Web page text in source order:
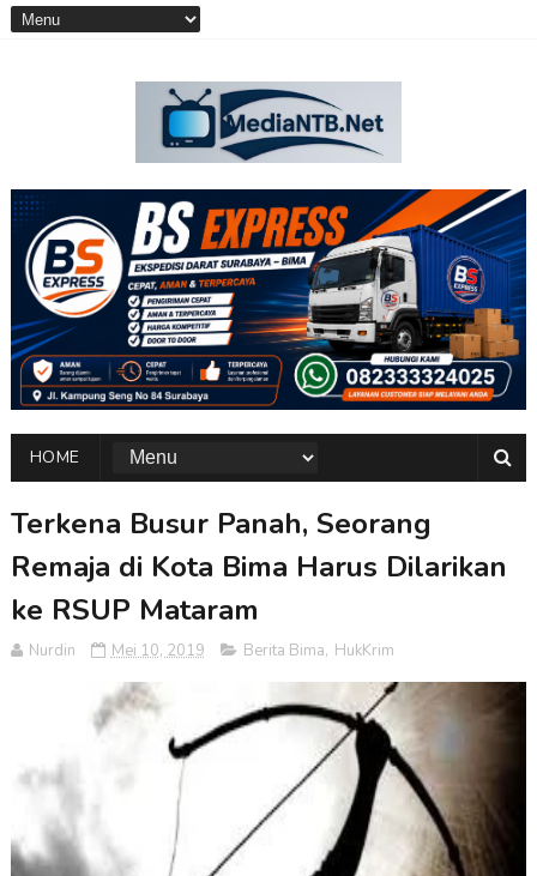
HOME
Terkena Busur Panah, Seorang
Remaja di Kota Bima Harus Dilarikan
ke RSUP Mataram
Nurdin Mei 10, 2019 Berita Bima, HukKrim